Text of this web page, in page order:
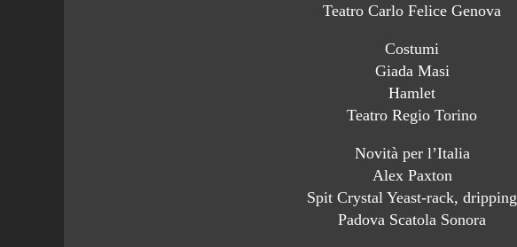
Teatro Carlo Felice Genova
Costumi
Giada Masi
Hamlet
Teatro Regio Torino
Novità per l’Italia
Alex Paxton
Spit Crystal Yeast-rack, dripping
Padova Scatola Sonora